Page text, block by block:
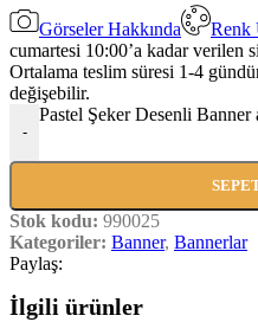
Görseler Hakkında Renk
cumartesi 10:00’a kadar verilen
Ortalama teslim süresi 1-4
değişebilir.
-
Pastel Şeker Desenli Banner
Stok kodu: 990025
Kategoriler: Banner, Bannerlar
Paylaş:
İlgili ürünler